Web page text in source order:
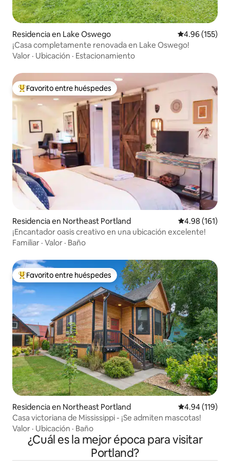
Residencia en Lake Oswego Calificación
4.96 (155)
¡Casa completamente renovada en Lake Oswego!
Valor · Ubicación · Estacionamiento
De los mejores en Favorito entre huéspedes
Favorito entre huéspedes
Residencia en Northeast Portland Calificación
4.98 (161)
¡Encantador oasis creativo en una ubicación excelente!
Familiar · Valor · Baño
De los mejores en Favorito entre huéspedes
Favorito entre huéspedes
Residencia en Northeast Portland Calificación
4.94 (119)
Casa victoriana de Mississippi - ¡Se admiten mascotas!
Valor · Ubicación · Baño
¿Cuál es la mejor época para visitar
Portland?